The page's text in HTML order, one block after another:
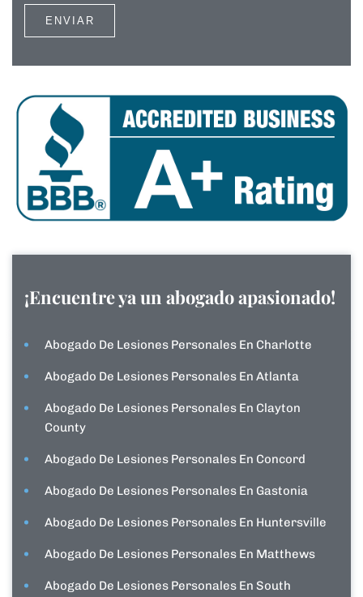
¡Encuentre ya un abogado apasionado!
Abogado De Lesiones Personales En Charlotte
Abogado De Lesiones Personales En Atlanta
Abogado De Lesiones Personales En Clayton
County
Abogado De Lesiones Personales En Concord
Abogado De Lesiones Personales En Gastonia
Abogado De Lesiones Personales En Huntersville
Abogado De Lesiones Personales En Matthews
Abogado De Lesiones Personales En South